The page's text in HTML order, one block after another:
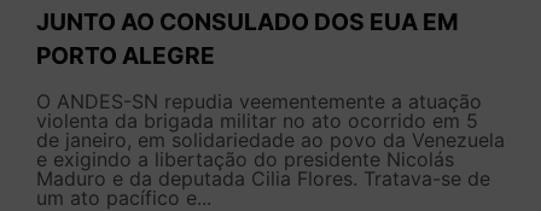
JUNTO AO CONSULADO DOS EUA EM
PORTO ALEGRE
O ANDES-SN repudia veementemente a atuação
violenta da brigada militar no ato ocorrido em 5
de janeiro, em solidariedade ao povo da Venezuela
e exigindo a libertação do presidente Nicolás
Maduro e da deputada Cilia Flores. Tratava-se de
um ato pacífico e...